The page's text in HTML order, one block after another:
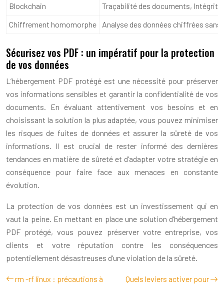
Blockchain
Traçabilité des documents, Intégrité
Chiffrement homomorphe
Analyse des données chiffrées
Sécurisez vos PDF : un impératif pour la protection
de vos données
L’hébergement PDF protégé est une nécessité pour préserver
vos informations sensibles et garantir la confidentialité de vos
documents. En évaluant attentivement vos besoins et en
choisissant la solution la plus adaptée, vous pouvez minimiser
les risques de fuites de données et assurer la sûreté de vos
informations. Il est crucial de rester informé des dernières
tendances en matière de sûreté et d’adapter votre stratégie en
conséquence pour faire face aux menaces en constante
évolution.
La protection de vos données est un investissement qui en
vaut la peine. En mettant en place une solution d’hébergement
PDF protégé, vous pouvez préserver votre entreprise, vos
clients et votre réputation contre les conséquences
potentiellement désastreuses d’une violation de la sûreté.
rm -rf linux : précautions à
Quels leviers activer pour